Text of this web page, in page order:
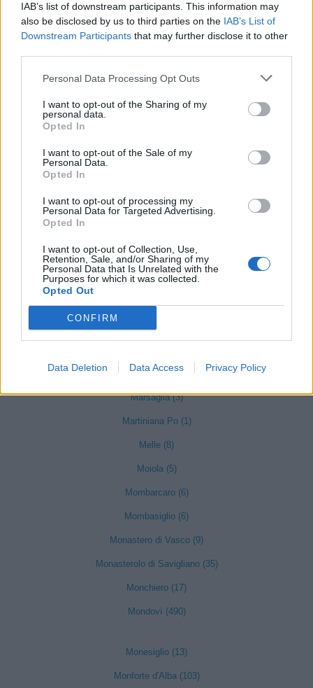
IAB’s list of downstream participants. This information may
also be disclosed by us to third parties on the IAB’s List of
Downstream Participants that may further disclose it to other
Personal Data Processing Opt Outs
I want to opt-out of the Sharing of my
personal data.
Opted In
I want to opt-out of the Sale of my
Personal Data.
Opted In
I want to opt-out of processing my
Personal Data for Targeted Advertising.
Opted In
I want to opt-out of Collection, Use,
Retention, Sale, and/or Sharing of my
Personal Data that Is Unrelated with the
Purposes for which it was collected.
Opted Out
CONFIRM
Data Deletion Data Access Privacy Policy
Lagnasco (77)
La Morra (122)
Lesegno (12)
Limone Piemonte (53)
Macra (1)
Magliano Alfieri (21)
Mango (26)
Marene (74)
Marmora (5)
Marsaglia (3)
Martiniana Po (1)
Melle (8)
Moiola (5)
Mombarcaro (6)
Mombasiglio (6)
Monastero di Vasco (9)
Monasterolo di Savigliano (35)
Monchiero (17)
Mondovì (490)
Monesiglio (13)
Monforte d'Alba (103)